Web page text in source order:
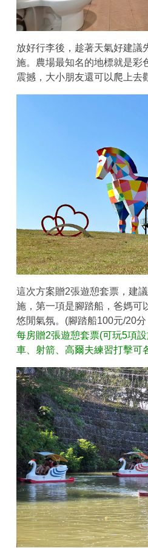
放好行李後，趁著天氣好建議
施。農場最知名的地標就是彩
震撼，大小朋友還可以爬上去
這次方案贈2張遊憩套票，建
施，第一項是腳踏船，爸媽可
悠閒氣氛。(腳踏船100元/20
每房贈2張遊憩套票(可玩5項
車、射箭、高爾夫練習打擊可